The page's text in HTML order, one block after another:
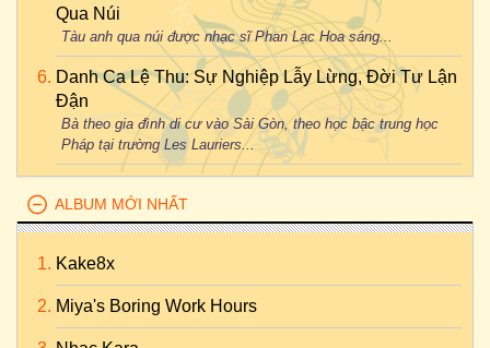
Qua Núi
Tàu anh qua núi được nhạc sĩ Phan Lạc Hoa sáng...
Danh Ca Lệ Thu: Sự Nghiệp Lẫy Lừng, Đời Tư Lận
Đận
Bà theo gia đình di cư vào Sài Gòn, theo học bậc trung học
Pháp tại trường Les Lauriers...
ALBUM MỚI NHẤT
Kake8x
Miya's Boring Work Hours